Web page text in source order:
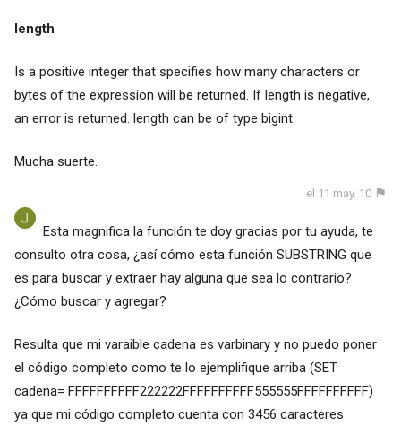
length
Is a positive integer that specifies how many characters or
bytes of the expression will be returned. If length is negative,
an error is returned. length can be of type bigint.
Mucha suerte.
el 11 may. 10
Esta magnifica la función te doy gracias por tu ayuda, te
consulto otra cosa, ¿así cómo esta función SUBSTRING que
es para buscar y extraer hay alguna que sea lo contrario?
¿Cómo buscar y agregar?
Resulta que mi varaible cadena es varbinary y no puedo poner
el código completo como te lo ejemplifique arriba (SET
cadena= FFFFFFFFFF222222FFFFFFFFFF555555FFFFFFFFFF)
ya que mi código completo cuenta con 3456 caracteres